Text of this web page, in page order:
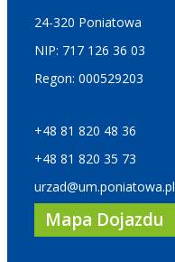
24-320 Poniatowa
NIP: 717 126 36 03
Regon: 000529203
+48 81 820 48 36
+48 81 820 35 73
urzad@um.poniatowa.pl
Mapa Dojazdu